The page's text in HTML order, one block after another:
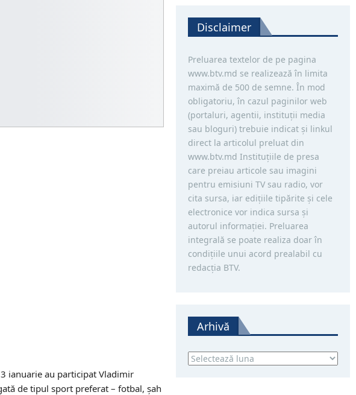
ianuarie au participat Vladimir
de tipul sport preferat – fotbal, șah
Disclaimer
Preluarea textelor de pe pagina
www.btv.md se realizează în limita
maximă de 500 de semne. În mod
obligatoriu, în cazul paginilor web
(portaluri, agentii, instituţii media
sau bloguri) trebuie indicat şi linkul
direct la articolul preluat din
www.btv.md Instituţiile de presa
care preiau articole sau imagini
pentru emisiuni TV sau radio, vor
cita sursa, iar ediţiile tipărite și cele
electronice vor indica sursa şi
autorul informaţiei. Preluarea
integrală se poate realiza doar în
condiţiile unui acord prealabil cu
redacţia BTV.
Arhivă
Arhivă